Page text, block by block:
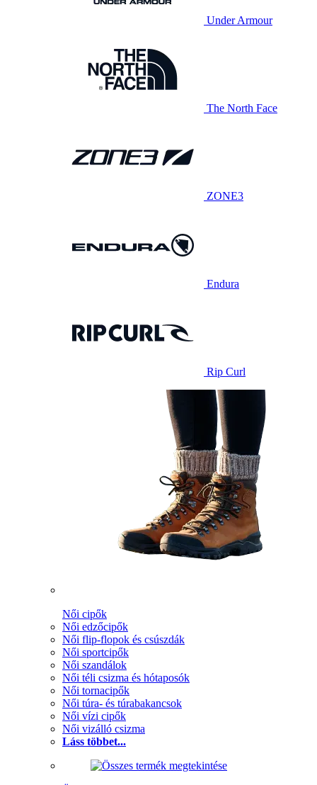
Under Armour
The North Face
ZONE3
Endura
Rip Curl
Női cipők
Női edzőcipők
Női flip-flopok és csúszdák
Női sportcipők
Női szandálok
Női téli csizma és hótaposók
Női tornacipők
Női túra- és túrabakancsok
Női vízi cipők
Női vizálló csizma
Láss többet...